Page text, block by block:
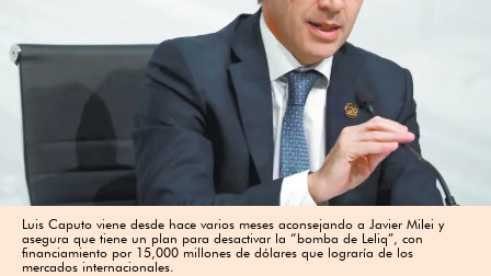
Luis Caputo viene desde hace varios meses aconsejando a Javier Milei y
asegura que tiene un plan para desactivar la “bomba de Leliq”, con
financiamiento por 15,000 millones de dólares que lograría de los
mercados internacionales.